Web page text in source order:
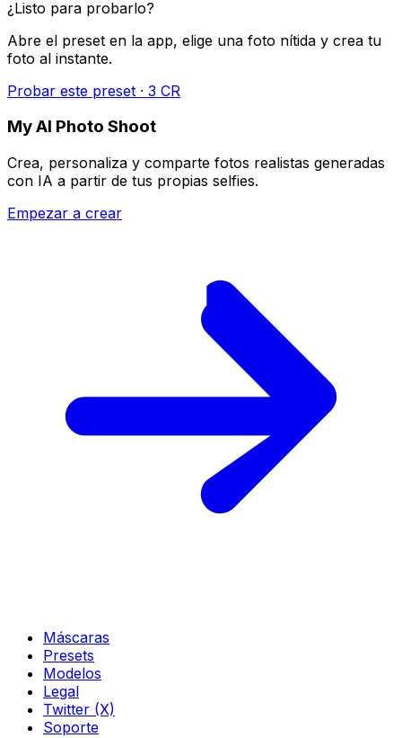
¿Listo para probarlo?
Abre el preset en la app, elige una foto nítida y crea tu
foto al instante.
Probar este preset · 3 CR
My AI Photo Shoot
Crea, personaliza y comparte fotos realistas generadas
con IA a partir de tus propias selfies.
Empezar a crear
Máscaras
Presets
Modelos
Legal
Twitter (X)
Soporte